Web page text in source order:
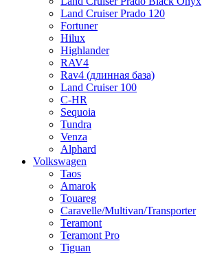
Land Cruiser Prado 120
Fortuner
Hilux
Highlander
RAV4
Rav4 (длинная база)
Land Cruiser 100
C-HR
Sequoia
Tundra
Venza
Alphard
Volkswagen
Taos
Amarok
Touareg
Caravelle/Multivan/Transporter
Teramont
Teramont Pro
Tiguan